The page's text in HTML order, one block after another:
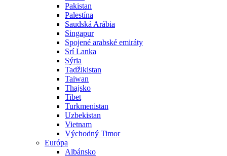
Pakistan
Palestína
Saudská Arábia
Singapur
Spojené arabské emiráty
Srí Lanka
Sýria
Tadžikistan
Taiwan
Thajsko
Tibet
Turkmenistan
Uzbekistan
Vietnam
Východný Timor
Európa
Albánsko